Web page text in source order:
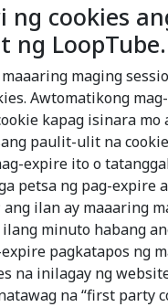
ng cookies
ng
maging
Awtomatikong
kapag isinara mo
paulit-ulit na
expire ito o
petsa ng pag-expire
ang ilan ay maaaring
minuto habang
pagkatapos ng
na inilagay ng
na “first party